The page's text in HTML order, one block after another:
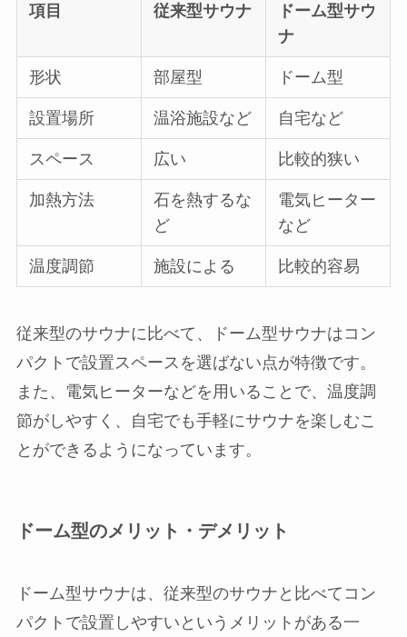
項目 従来型サウナ
ドーム型サウ
ナ
形状 部屋型 ドーム型
設置場所 温浴施設など 自宅など
スペース 広い 比較的狭い
加熱方法
石を熱するな
ど
電気ヒーター
など
温度調節 施設による 比較的容易
従来型のサウナに比べて、ドーム型サウナはコン
パクトで設置スペースを選ばない点が特徴です。
また、電気ヒーターなどを用いることで、温度調
節がしやすく、自宅でも手軽にサウナを楽しむこ
とができるようになっています。
ドーム型のメリット・デメリット
ドーム型サウナは、従来型のサウナと比べてコン
パクトで設置しやすいというメリットがある一